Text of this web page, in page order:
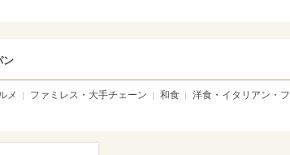
ン
メ ファミレス・大手チェーン 和食
洋食・イタリアン・